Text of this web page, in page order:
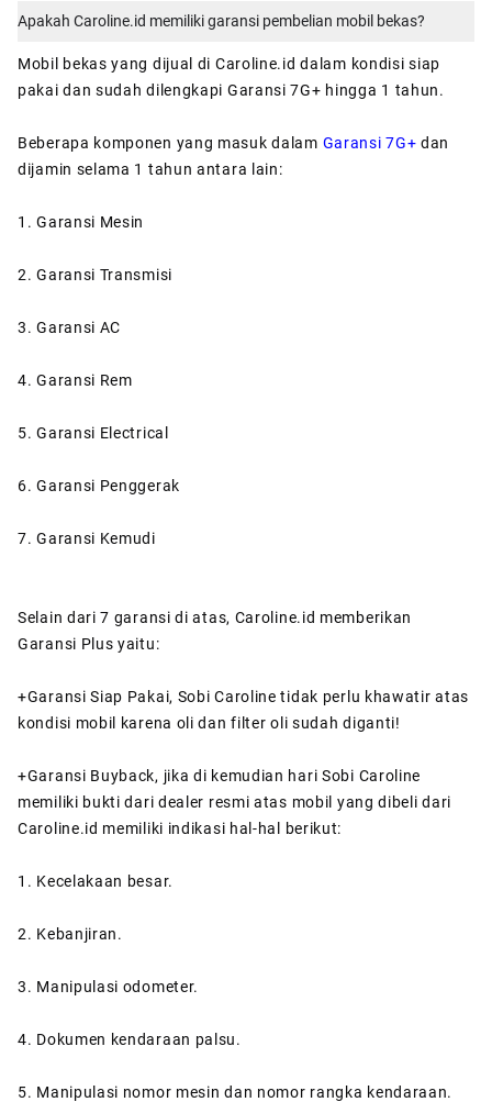
Apakah Caroline.id memiliki garansi pembelian mobil bekas?
Mobil bekas yang dijual di Caroline.id dalam kondisi siap
pakai dan sudah dilengkapi Garansi 7G+ hingga 1 tahun.
Beberapa komponen yang masuk dalam Garansi 7G+ dan
dijamin selama 1 tahun antara lain:
1. Garansi Mesin
2. Garansi Transmisi
3. Garansi AC
4. Garansi Rem
5. Garansi Electrical
6. Garansi Penggerak
7. Garansi Kemudi
Selain dari 7 garansi di atas, Caroline.id memberikan
Garansi Plus yaitu:
+Garansi Siap Pakai, Sobi Caroline tidak perlu khawatir atas
kondisi mobil karena oli dan filter oli sudah diganti!
+Garansi Buyback, jika di kemudian hari Sobi Caroline
memiliki bukti dari dealer resmi atas mobil yang dibeli dari
Caroline.id memiliki indikasi hal-hal berikut:
1. Kecelakaan besar.
2. Kebanjiran.
3. Manipulasi odometer.
4. Dokumen kendaraan palsu.
5. Manipulasi nomor mesin dan nomor rangka kendaraan.